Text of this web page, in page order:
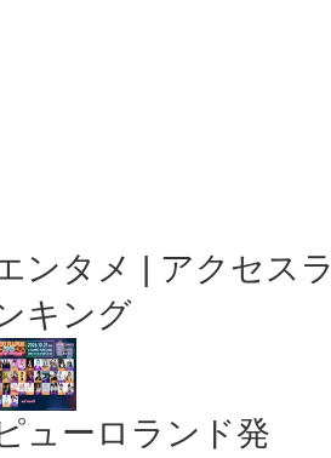
ンタメ | アクセスラ
キング
ューロランド発